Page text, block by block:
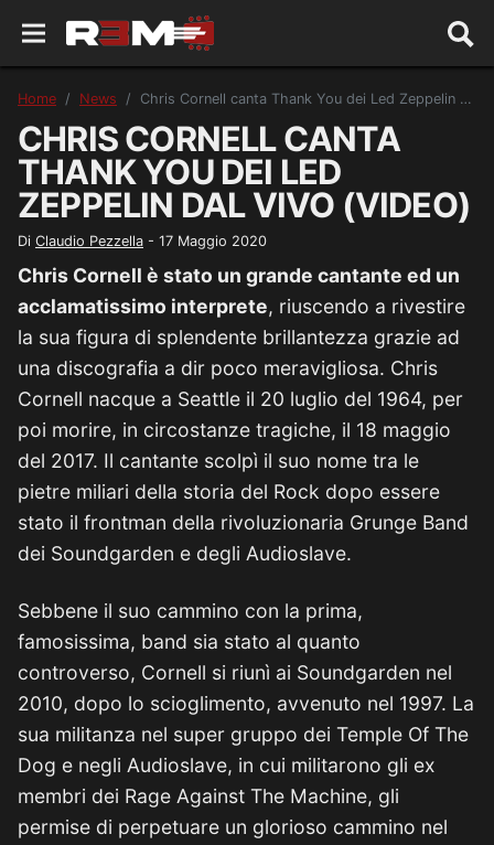
Home News Chris Cornell canta Thank You dei Led Zeppelin dal vivo (VIDEO)
CHRIS CORNELL CANTA
THANK YOU DEI LED
ZEPPELIN DAL VIVO (VIDEO)
Di Claudio Pezzella - 17 Maggio 2020
Chris Cornell è stato un grande cantante ed un
acclamatissimo interprete, riuscendo a rivestire
la sua figura di splendente brillantezza grazie ad
una discografia a dir poco meravigliosa. Chris
Cornell nacque a Seattle il 20 luglio del 1964, per
poi morire, in circostanze tragiche, il 18 maggio
del 2017. Il cantante scolpì il suo nome tra le
pietre miliari della storia del Rock dopo essere
stato il frontman della rivoluzionaria Grunge Band
dei Soundgarden e degli Audioslave.
Sebbene il suo cammino con la prima,
famosissima, band sia stato al quanto
controverso, Cornell si riunì ai Soundgarden nel
2010, dopo lo scioglimento, avvenuto nel 1997. La
sua militanza nel super gruppo dei Temple Of The
Dog e negli Audioslave, in cui militarono gli ex
membri dei Rage Against The Machine, gli
permise di perpetuare un glorioso cammino nel